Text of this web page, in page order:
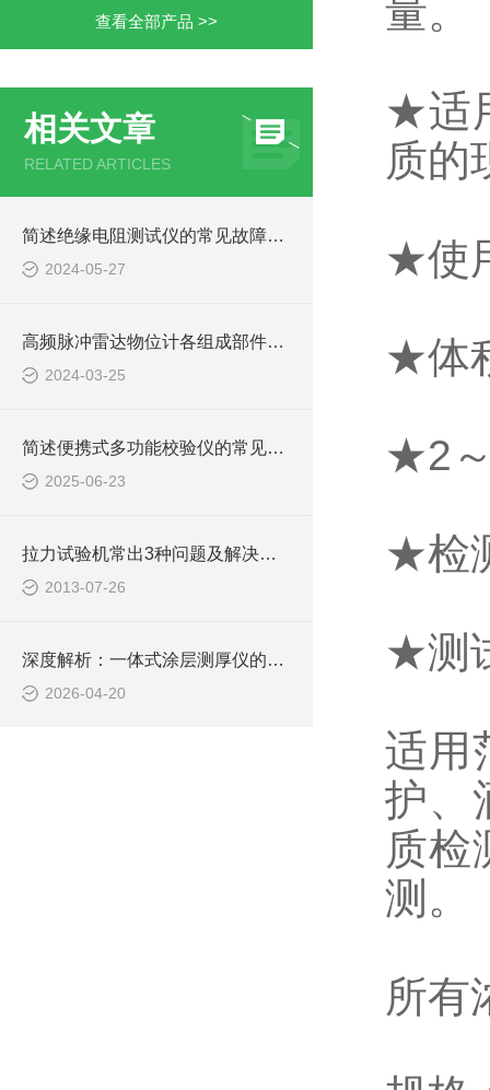
查看全部产品 >>
相关文章
RELATED ARTICLES
简述绝缘电阻测试仪的常见故障相应解决方法
2024-05-27
高频脉冲雷达物位计各组成部件的功能特点分享
2024-03-25
简述便携式多功能校验仪的常见故障相应解决方法
2025-06-23
拉力试验机常出3种问题及解决方法
2013-07-26
深度解析：一体式涂层测厚仪的正确使用方法全攻略
2026-04-20
量。
★适
质的
★使
★体
★2
★检
★测
适用
护、
质检
测。
所有